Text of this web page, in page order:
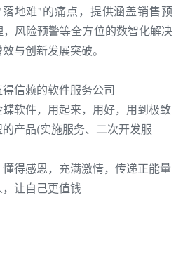
地难"的痛点，提供涵盖销售预
风险预警等全方位的数智化解决
与创新发展突破。
信赖的软件服务公司
软件，用起来，用好，用到极致
产品(实施服务、二次开发服
得感恩，充满激情，传递正能量
让自己更值钱